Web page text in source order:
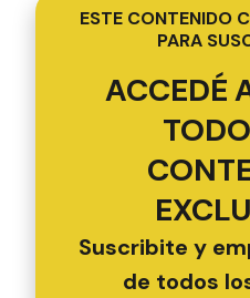
ESTE CONTENIDO
PARA
ACCEDÉ
Suscribite y
de todos